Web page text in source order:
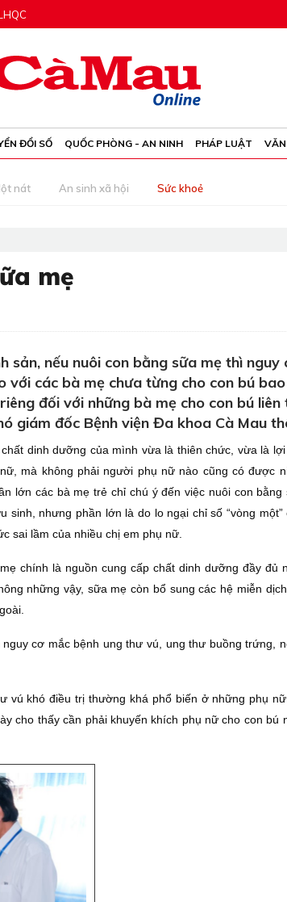
ĐỔI SỐ QUỐC PHÒNG - AN NINH PHÁP LUẬT
nát An sinh xã hội Sức khoẻ
mẹ
sản, nếu nuôi con bằng sữa mẹ thì nguy
với các bà mẹ chưa từng cho con bú
đối với những bà mẹ cho con bú liên
giám đốc Bệnh viện Đa khoa Cà Mau
dinh dưỡng của mình vừa là thiên chức, vừa là
mà không phải người phụ nữ nào cũng có được
lớn các bà mẹ trẻ chỉ chú ý đến việc nuôi con bằng
nhưng phần lớn là do lo ngại chỉ số “vòng một”
sai lầm của nhiều chị em phụ nữ.
chính là nguồn cung cấp chất dinh dưỡng đầy đủ
những vậy, sữa mẹ còn bổ sung các hệ miễn
cơ mắc bệnh ung thư vú, ung thư buồng trứng,
vú khó điều trị thường khá phổ biến ở những phụ
cho thấy cần phải khuyến khích phụ nữ cho con bú